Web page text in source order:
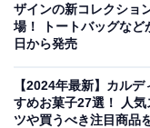
チケット、タリー
の透明度と光沢を
耐久性のあるボト
ザインの新コレクショ
場！ トートバッグなど
日から発売
【2024年最新】カルデ
すめお菓子27選！ 人気
ツや買うべき注目商品